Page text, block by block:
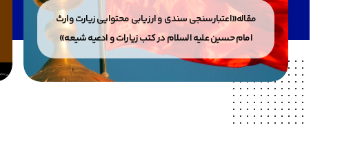
مقاله«اعتبارسنجی سندی و ارزیابی محتوایی زیارت وارث
امام حسین علیه السلام در کتب زیارات و ادعیه شیعه»